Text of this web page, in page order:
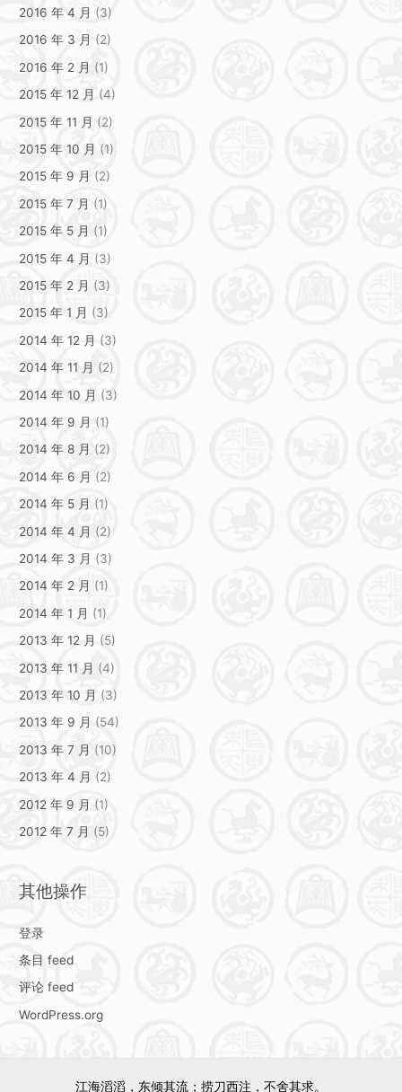
2016 年 4 月 (3)
2016 年 3 月 (2)
2016 年 2 月 (1)
2015 年 12 月 (4)
2015 年 11 月 (2)
2015 年 10 月 (1)
2015 年 9 月 (2)
2015 年 7 月 (1)
2015 年 5 月 (1)
2015 年 4 月 (3)
2015 年 2 月 (3)
2015 年 1 月 (3)
2014 年 12 月 (3)
2014 年 11 月 (2)
2014 年 10 月 (3)
2014 年 9 月 (1)
2014 年 8 月 (2)
2014 年 6 月 (2)
2014 年 5 月 (1)
2014 年 4 月 (2)
2014 年 3 月 (3)
2014 年 2 月 (1)
2014 年 1 月 (1)
2013 年 12 月 (5)
2013 年 11 月 (4)
2013 年 10 月 (3)
2013 年 9 月 (54)
2013 年 7 月 (10)
2013 年 4 月 (2)
2012 年 9 月 (1)
2012 年 7 月 (5)
其他操作
登录
条目 feed
评论 feed
WordPress.org
江海滔滔，东倾其流；捞刀西注，不舍其求。